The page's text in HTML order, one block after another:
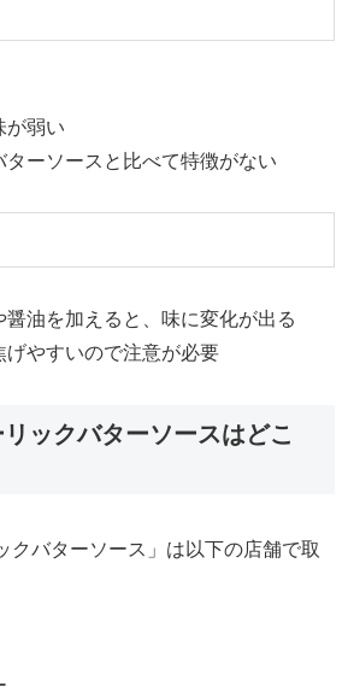
が弱い
ターソースと比べて特徴がない
醤油を加えると、味に変化が出る
げやすいので注意が必要
ックバターソースはどこ
クバターソース」は以下の店舗で取